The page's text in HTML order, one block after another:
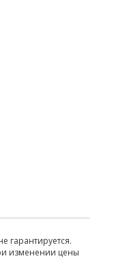
гарантируется.
изменении цены